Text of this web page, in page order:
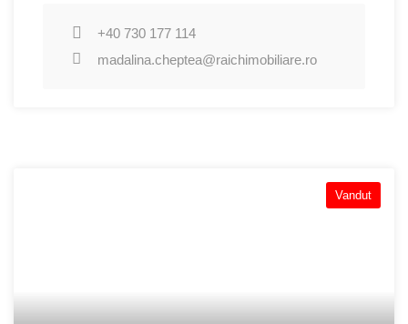
+40 730 177 114
madalina.cheptea@raichimobiliare.ro
Vandut